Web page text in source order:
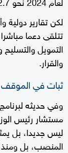
لكن تقارير
تتلقى دعما
التمويل والتسليح
والقرار.
ثبات في
وفي حديثه
مستشار رئيس
ليس جديدا، بل
المنصب، بل ومنذ